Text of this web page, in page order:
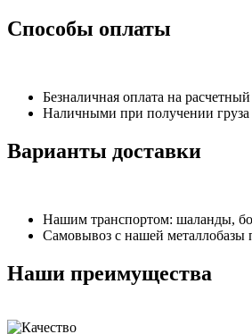
Способы оплаты
Безналичная оплата на
Наличными при получении
Варианты доставки
Нашим транспортом: шаланды,
Самовывоз с нашей металлобазы
Наши преимущества